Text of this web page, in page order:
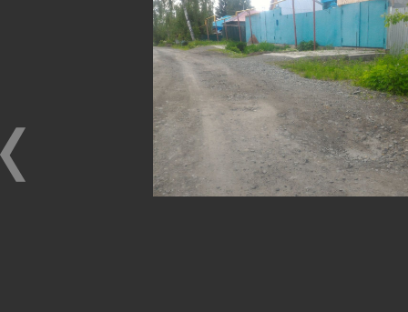
630099, г. Новосибирск, Красный проспект, 34
Общественная приемная